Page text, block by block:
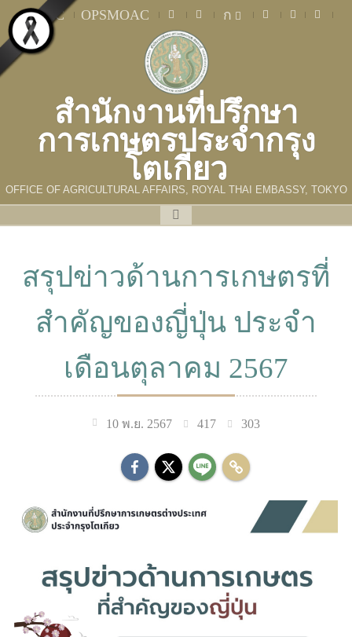
MOAC OPSMOAC ก
สำนักงานที่ปรึกษา
การเกษตรประจำกรุง
โตเกียว
OFFICE OF AGRICULTURAL AFFAIRS, ROYAL THAI EMBASSY, TOKYO
สรุปข่าวด้านการเกษตรที่
สำคัญของญี่ปุ่น ประจำ
เดือนตุลาคม 2567
10 พ.ย. 2567 417 303